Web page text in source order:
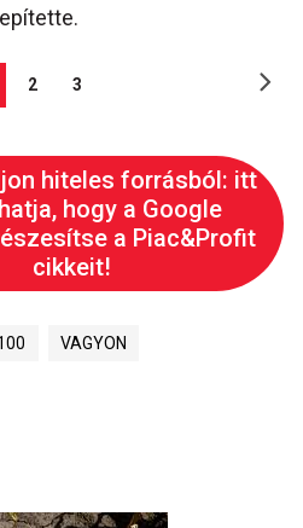
2 3
hiteles forrásból: itt
hogy a Google
a Piac&Profit
cikkeit!
VAGYON